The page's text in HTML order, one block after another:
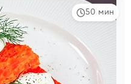
50 мин